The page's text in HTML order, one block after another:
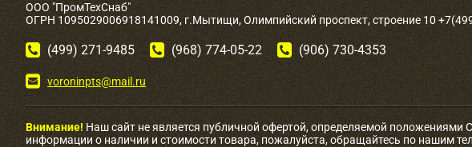
ООО "ПромТехСнаб"
ОГРН 1095029006918141009, г.Мытищи, Олимпийский проспект, строение 10
(499) 271-9485 (968) 774-05-22 (906) 730-4353
voroninpts@mail.ru
Внимание! Наш сайт не является публичной офертой, определяемой
информации о наличии и стоимости товара, пожалуйста, обращайтесь по нашим